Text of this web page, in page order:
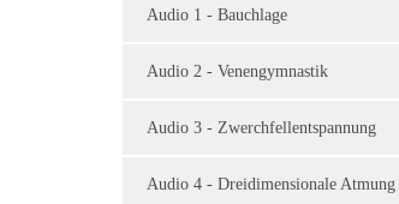
Audio 1 - Bauchlage
Audio 2 - Venengymnastik
Audio 3 - Zwerchfellentspannung
Audio 4 - Dreidimensionale Atmung